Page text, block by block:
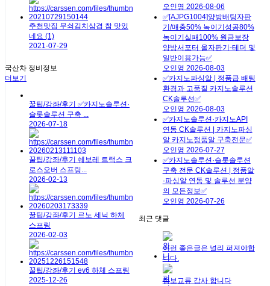
추천맛집 무쇠김치삼겹 참 맛있
네요 (1)
2021-07-29
국산차 정비정보
더보기
꿀팁/강좌/후기 ✅카지노솔루션·
슬롯솔루션 구축 ...
2026-07-18
꿀팁/강좌/후기 쉐보레 트랙스 크
로스오버 스프링...
2026-02-13
꿀팁/강좌/후기
르노 세닉 하체
스프링
2026-02-03
꿀팁/강좌/후기 ev6 하체 스프링
2025-12-26
오인영 2026-08-06
✅[AJPG1004]양방배팅자판
기/매충50% 녹이기성공80%
녹이기실패100% 원금보장
양방서포터 올자판기-테더 및
일반이용가능✅
오인영 2026-08-03
✅카지노파싱알 | 정품급 배팅
환경과 고품질 카지노솔루션
CK솔루션✅
오인영 2026-08-03
✅카지노솔루션·카지노API
연동 CK솔루션 | 카지노파싱
알 카지노정품알 구축전문✅
오인영 2026-07-27
✅카지노솔루션·슬롯솔루션
구축 전문 CK솔루션 | 정품알
·파싱알 연동 및 솔루션 분양
의 모든정보✅
오인영 2026-07-26
최근 댓글
이런 좋은글은 널리 퍼져야합
니다.
정보교류 감사 합니다